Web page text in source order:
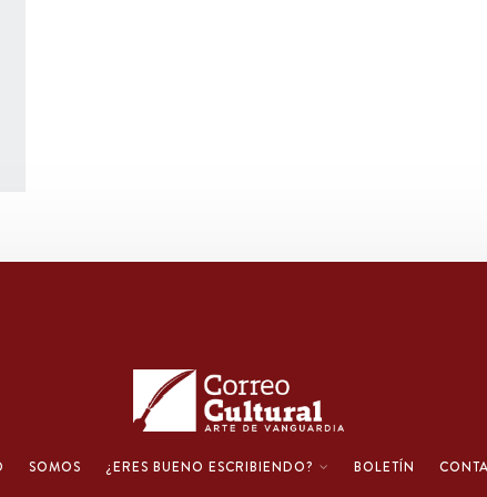
SOMOS ¿ERES BUENO ESCRIBIENDO? BOLETÍN